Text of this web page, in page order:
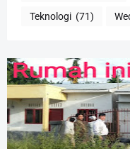
Teknologi (71)